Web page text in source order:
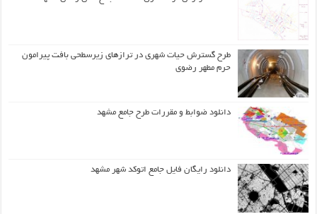
طرح گسترش حیات شهري در ترازهاي زیرسطحی بافت پیرامون
حرم مطهر رضوي
دانلود ضوابط و مقررات طرح جامع مشهد
دانلود رایگان فایل جامع اتوکد شهر مشهد